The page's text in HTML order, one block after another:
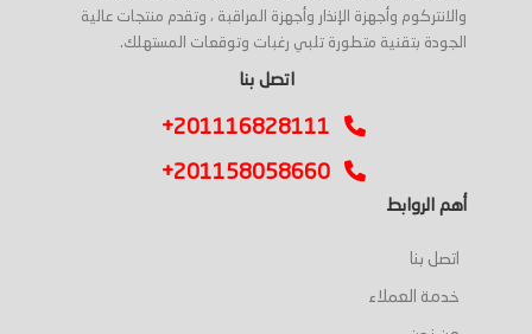
والانتركوم وأجهزة الإنذار وأجهزة المراقبة ، وتقدم منتجات عالية
الجودة بتقنية متطورة تلبي رغبات وتوقعات المستهلك.
اتصل بنا
+201116828111
+201158058660
أهم الروابط
اتصل بنا
خدمة العملاء